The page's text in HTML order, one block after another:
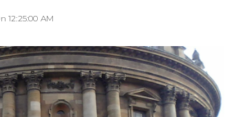
12:25:00 AM